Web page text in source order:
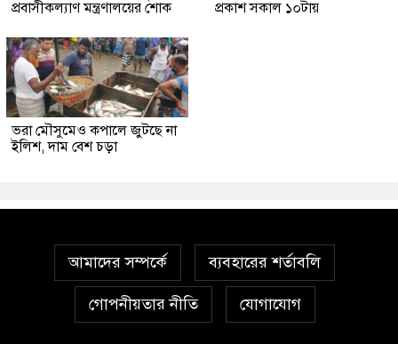
প্রবাসীকল্যাণ মন্ত্রণালয়ের শোক
প্রকাশ সকাল ১০টায়
ভরা মৌসুমেও কপালে জুটছে না
ইলিশ, দাম বেশ চড়া
আমাদের সম্পর্কে ব্যবহারের শর্তাবলি
গোপনীয়তার নীতি যোগাযোগ